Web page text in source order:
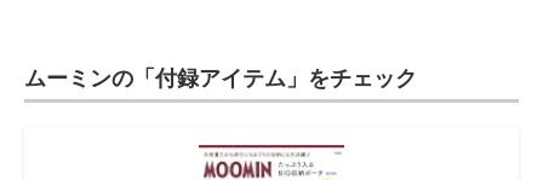
ムーミンの「付録アイテム」をチェック